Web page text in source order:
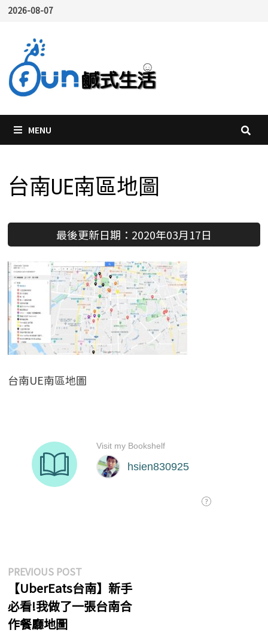
Skip
content
2026-08-07
MENU
台南UE南區地圖
最後更新日期：2020年03月17日
台南UE南區地圖
文
章
導
PREVIOUS POSTPrevious
post:
【UberEats台南】新手
必看!我做了一張台南合
作餐廳地圖